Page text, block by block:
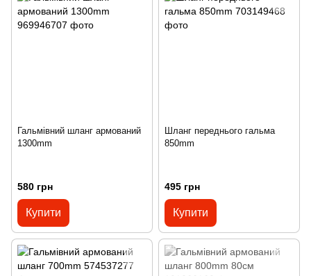
Гальмівний шланг армований
1300mm
580 грн
Купити
Шланг переднього гальма
850mm
495 грн
Купити